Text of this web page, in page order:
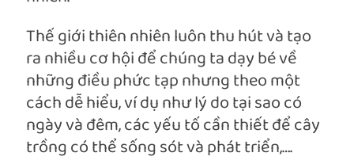
Thế giới thiên nhiên luôn thu hút và tạo
ra nhiều cơ hội để chúng ta dạy bé về
những điều phức tạp nhưng theo một
cách dễ hiểu, ví dụ như lý do tại sao có
ngày và đêm, các yếu tố cần thiết để cây
trồng có thể sống sót và phát triển,….